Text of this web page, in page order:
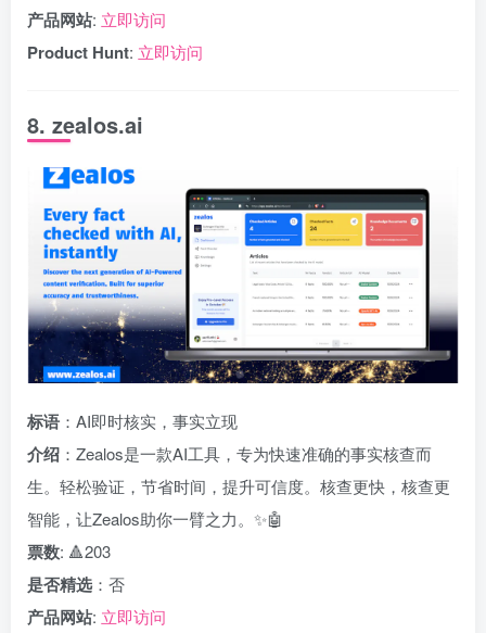
产品网站: 立即访问
Product Hunt: 立即访问
8. zealos.ai
标语 ：AI即时核实，事实立现
介绍 ：Zealos是一款AI工具，专为快速准确的事实核查而
生。轻松验证，节省时间，提升可信度。核查更快，核查更
智能，让Zealos助你一臂之力。✨🤖
票数: 🔺203
是否精选 ：否
产品网站: 立即访问